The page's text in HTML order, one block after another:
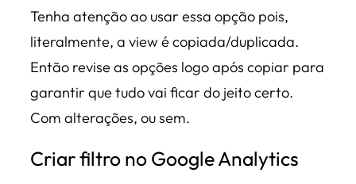
Tenha atenção ao usar essa opção pois,
literalmente, a view é copiada/duplicada.
Então revise as opções logo após copiar para
garantir que tudo vai ficar do jeito certo.
Com alterações, ou sem.
Criar filtro no Google Analytics